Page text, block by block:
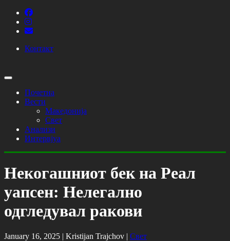
Контакт
Почетна
Вести
Македонија
Свет
Анализи
Интервјуа
Некогашниот бек на Реал
уапсен: Нелегално
одгледувал ракови
January 16, 2025 | Kristijan Trajchov | Свет